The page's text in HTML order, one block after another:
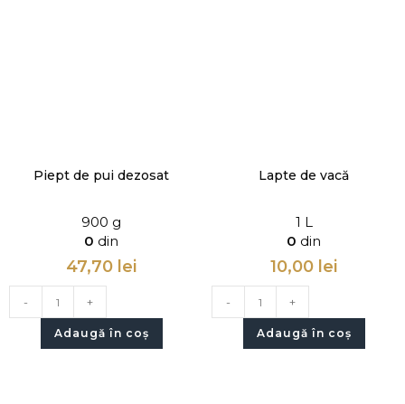
Piept de pui dezosat
900 g
0 din
47,70 lei
- +
Adaugă în coș
Lapte de vacă
1 L
0 din
10,00 lei
- +
Adaugă în coș